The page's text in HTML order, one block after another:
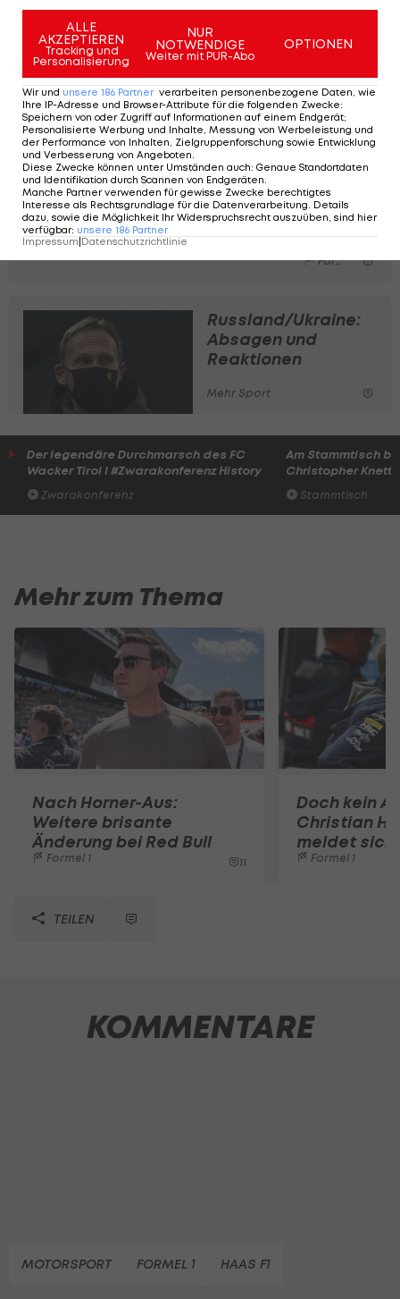
— Stefan Ehlen (@stefan_ehlen)
February 25, 2022
Die
ersten
Bilder:
Die
Formel
1 fährt
wieder
Formel 1
Russland/Ukraine:
Absagen und
Reaktionen
Mehr Sport
Der legendäre Durchmarsch des FC
Wacker Tirol I #Zwarakonferenz History
Zwarakonferenz
Am Stammtisch
Christopher Knett
Stammtisch
Mehr zum Thema
Nach Horner-Aus:
Weitere brisante
Änderung bei Red Bull
Formel 1 11
Doch kein
Christian
meldet sich
Formel 1
TEILEN
KOMMENTARE
MOTORSPORT FORMEL 1 HAAS F1
ALLE
AKZEPTIEREN
Tracking und
Personalisierung
NUR
NOTWENDIGE
Weiter mit PUR-Abo
OPTIONEN
Wir und unsere 186 Partner verarbeiten personenbezogene Daten, wie
Ihre IP-Adresse und Browser-Attribute für die folgenden Zwecke:
Speichern von oder Zugriff auf Informationen auf einem Endgerät;
Personalisierte Werbung und Inhalte, Messung von Werbeleistung und
der Performance von Inhalten, Zielgruppenforschung sowie Entwicklung
und Verbesserung von Angeboten.
Diese Zwecke können unter Umständen auch: Genaue Standortdaten
und Identifikation durch Scannen von Endgeräten.
Manche Partner verwenden für gewisse Zwecke berechtigtes
Interesse als Rechtsgrundlage für die Datenverarbeitung. Details
dazu, sowie die Möglichkeit Ihr Widerspruchsrecht auszuüben, sind hier
verfügbar: unsere 186 Partner
Impressum Datenschutzrichtlinie